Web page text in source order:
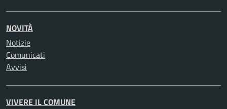
NOVITÀ
Notizie
Comunicati
Avvisi
VIVERE IL COMUNE